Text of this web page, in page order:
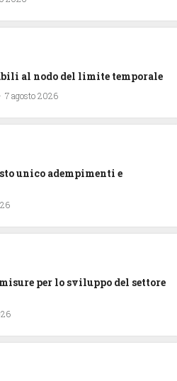
al nodo del limite temporale
7 agosto 2026
unico adempimenti e
per lo sviluppo del settore